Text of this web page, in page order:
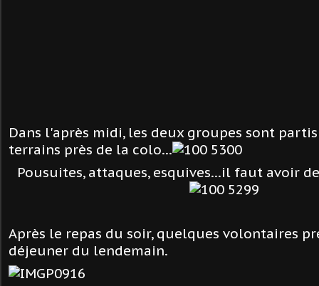
Dans l'après midi, les deux groupes sont
terrains près de la colo...
Pousuites, attaques, esquives...il faut avoir
Après le repas du soir, quelques volontaires
déjeuner du lendemain.